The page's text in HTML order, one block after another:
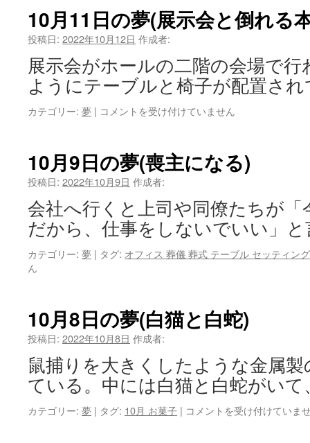
ト)
は
日
の
夢
き
な
は
10月11日の夢(展示会と倒れる
投稿日: 2022年10月12日 作成者:
展示会がホールの二階の会場で
ようにテーブルと椅子が配置さ
カテゴリー: 夢 | 10
の
夢
示
会
と
倒
れ
は
コメントを受け付けていません
10月9日の夢(喪主になる)
投稿日: 2022年10月9日 作成者:
会社へ行くと上司や同僚たちが
だから、仕事をしないでいい」
カテゴリー: 夢 | タグ: オフィス 葬儀 葬式 テーブル セッティン
ん
10月8日の夢(白猫と白蛇)
投稿日: 2022年10月8日 作成者:
鼠捕りを大きくしたような金属
ている。中には白猫と白蛇がい
カテゴリー: 夢 | タグ: 10月 お菓子 | 10
コメントを受け付けていま